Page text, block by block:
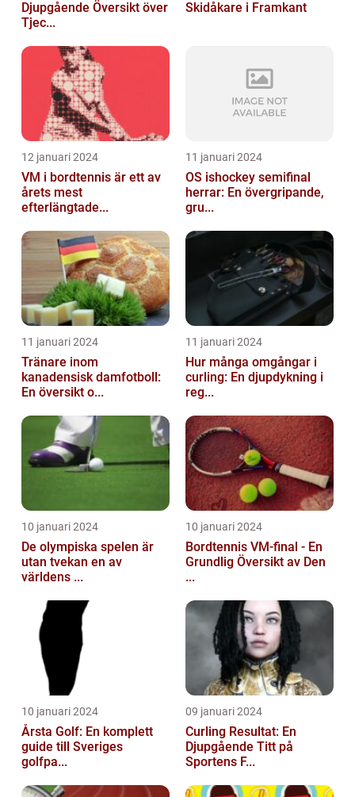
Djupgående Översikt över
Tjec...
Skidåkare i Framkant
12 januari 2024
VM i bordtennis är ett av
årets mest
efterlängtade...
11 januari 2024
OS ishockey semifinal
herrar: En övergripande,
gru...
11 januari 2024
Tränare inom
kanadensisk damfotboll:
En översikt o...
11 januari 2024
Hur många omgångar i
curling: En djupdykning i
reg...
10 januari 2024
De olympiska spelen är
utan tvekan en av
världens ...
10 januari 2024
Bordtennis VM-final - En
Grundlig Översikt av Den
...
10 januari 2024
Årsta Golf: En komplett
guide till Sveriges
golfpa...
09 januari 2024
Curling Resultat: En
Djupgående Titt på
Sportens F...